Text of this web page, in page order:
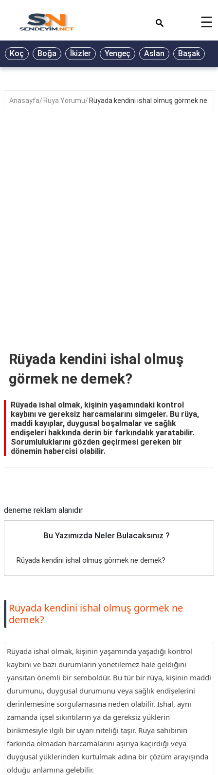
BİYOGRAFİ
GALERİ
☰
Koç Boğa İkizler Yengeç Aslan Başak
Anasayfa Rüya Yorumu Rüyada kendini ishal olmuş görmek ne
Rüyada kendini ishal olmuş
görmek ne demek?
Rüyada ishal olmak, kişinin yaşamındaki kontrol
kaybını ve gereksiz harcamalarını simgeler. Bu rüya,
maddi kayıplar, duygusal boşalmalar ve sağlık
endişeleri hakkında derin bir farkındalık yaratabilir.
Sorumluluklarını gözden geçirmesi gereken bir
dönemin habercisi olabilir.
deneme reklam alanıdır
Bu Yazımızda Neler Bulacaksınız ?
Rüyada kendini ishal olmuş görmek ne demek?
Rüyada kendini ishal olmuş görmek ne
demek?
Rüyada ishal olmak, kişinin yaşamında yaşadığı kontrol
kaybını ve bazı durumların yönetilemez hale geldiğini
yansıtan önemli bir semboldür. Bu tür bir rüya, kişinin maddi
durumunu, duygusal durumunu veya sağlık endişelerini
derinlemesine sorgulamasına neden olabilir. İshal, aynı
zamanda içsel sıkıntıların ya da gereksiz yüklerin
birikmesiyle ilgili bir uyarı niteliği taşır. Rüya sahibinin
farkında olmadan harcamalarını aşırıya kaçırdığı veya
duygusal yüklerinden kurtulmak adına bir çözüm arayışında
olduğu anlamına gelebilir.